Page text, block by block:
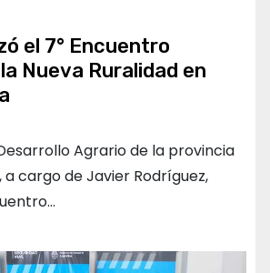
el 7° Encuentro
Nueva Ruralidad en
Agrario de la provincia
a cargo de Javier Rodríguez,